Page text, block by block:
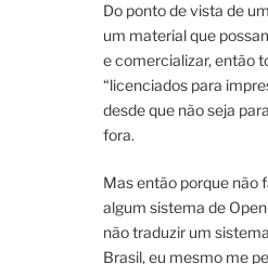
Do ponto de vista de
um material que
e comercializar, então
“licenciados para
desde que não seja
fora.
Mas então porque não
algum sistema de
não traduzir um
Brasil, eu mesmo me